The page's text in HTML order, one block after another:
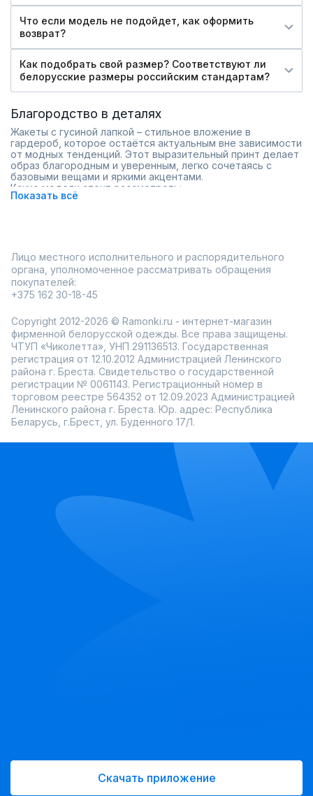
Что если модель не подойдет, как оформить
возврат?
Как подобрать свой размер? Соответствуют ли
белорусские размеры российским стандартам?
Благородство в деталях
Жакеты с гусиной лапкой – стильное вложение в
гардероб, которое остаётся актуальным вне зависимости
от модных тенденций. Этот выразительный принт делает
образ благородным и уверенным, легко сочетаясь с
базовыми вещами и яркими акцентами.
Какие модели стоит рассмотреть:
добавляют лёгкости образу.
Двубортные модели – создают строгий, но
женственный силуэт.
Чёрно-белая расцветка остаётся фаворитом, но есть и
новому раскрыть этот классический узор. В интернет-
магазине Ramonki собраны жакеты с гусиной лапкой на
любой вкус – из качественных материалов, с удобными
фасонами и разными размерными вариантами. Удобная
примерка перед покупкой и быстрая доставка делают
процесс выбора приятным и комфортным.
Показать всё
Лицо местного исполнительного и распорядительного
органа, уполномоченное рассматривать обращения
покупателей:
+375 162 30-18-45
Copyright 2012-2026 © Ramonki.ru - интернет-магазин
фирменной белорусской одежды. Все права защищены.
ЧТУП «Чиколетта», УНП 291136513. Государственная
регистрация от 12.10.2012 Администрацией Ленинского
района г. Бреста. Свидетельство о государственной
регистрации № 0061143. Регистрационный номер в
торговом реестре 564352 от 12.09.2023 Администрацией
Ленинского района г. Бреста. Юр. адрес: Республика
Беларусь, г.Брест, ул. Буденного 17/1.
Скачать приложение